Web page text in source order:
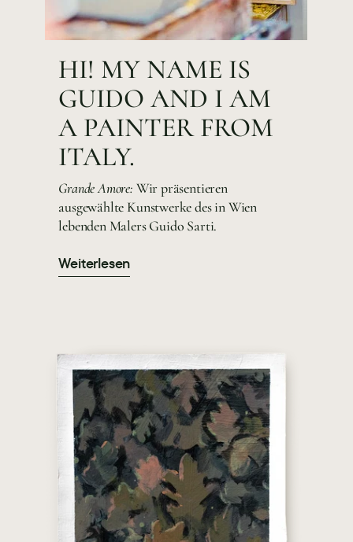
HI! MY NAME IS
GUIDO AND I AM
A PAINTER FROM
ITALY.
Grande Amore: Wir präsentieren
ausgewählte Kunstwerke des in Wien
lebenden Malers Guido Sarti.
Weiterlesen